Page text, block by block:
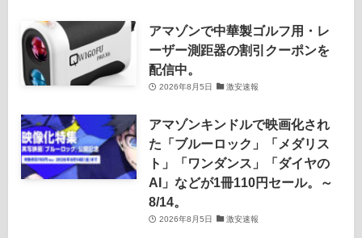
アマゾンで中華製ゴルフ用・レ
ーザー測距器の割引クーポンを
配信中。
2026年8月5日 激安速報
アマゾンキンドルで映画化され
た「ブルーロック」「メダリス
ト」「ワンダンス」「ダイヤの
AI」などが1冊110円セール。～
8/14。
2026年8月5日 激安速報